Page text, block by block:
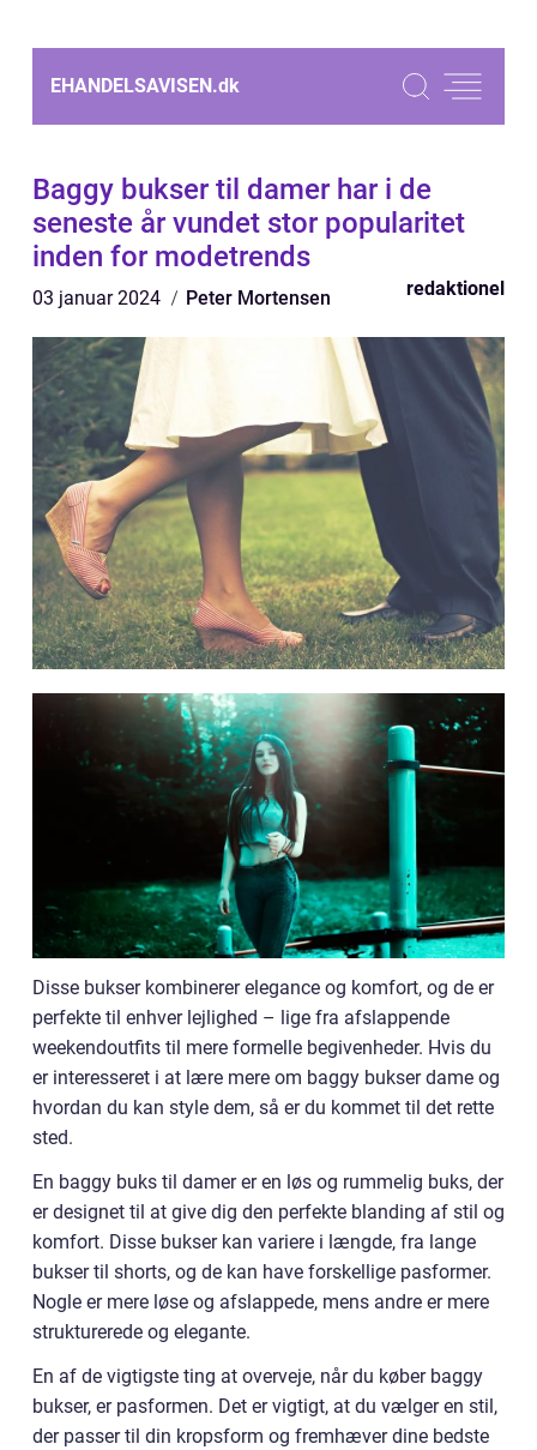
EHANDELSAVISEN.dk
Baggy bukser til damer har i de
seneste år vundet stor popularitet
inden for modetrends
03 januar 2024 Peter Mortensen redaktionel
Disse bukser kombinerer elegance og komfort, og de er
perfekte til enhver lejlighed – lige fra afslappende
weekendoutfits til mere formelle begivenheder. Hvis du
er interesseret i at lære mere om baggy bukser dame og
hvordan du kan style dem, så er du kommet til det rette
sted.
En baggy buks til damer er en løs og rummelig buks, der
er designet til at give dig den perfekte blanding af stil og
komfort. Disse bukser kan variere i længde, fra lange
bukser til shorts, og de kan have forskellige pasformer.
Nogle er mere løse og afslappede, mens andre er mere
strukturerede og elegante.
En af de vigtigste ting at overveje, når du køber baggy
bukser, er pasformen. Det er vigtigt, at du vælger en stil,
der passer til din kropsform og fremhæver dine bedste